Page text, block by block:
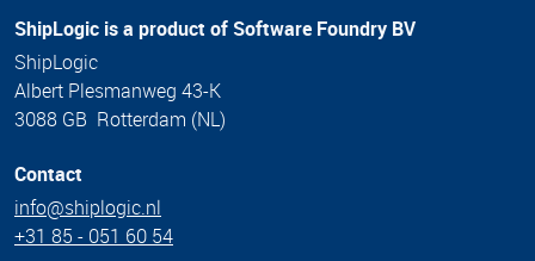
ShipLogic is a product of Software Foundry BV
ShipLogic
Albert Plesmanweg 43-K
3088 GB Rotterdam (NL)
Contact
info@shiplogic.nl
+31 85 - 051 60 54